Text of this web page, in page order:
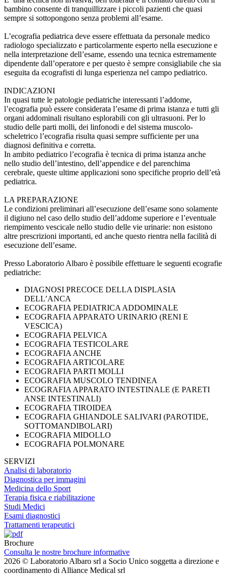
bambino consente di tranquillizzare i piccoli pazienti che quasi
sempre si sottopongono senza problemi all’esame.
L’ecografia pediatrica deve essere effettuata da personale medico
radiologo specializzato e particolarmente esperto nella esecuzione e
nella interpretazione dell’esame, essendo una tecnica estremamente
dipendente dall’operatore e per questo è sempre consigliabile che sia
eseguita da ecografisti di lunga esperienza nel campo pediatrico.
INDICAZIONI
In quasi tutte le patologie pediatriche interessanti l’addome,
l’ecografia può essere considerata l’esame di prima istanza e tutti gli
organi addominali risultano esplorabili con gli ultrasuoni. Per lo
studio delle parti molli, dei linfonodi e del sistema muscolo-
scheletrico l’ecografia risulta quasi sempre sufficiente per una
diagnosi definitiva e corretta.
In ambito pediatrico l’ecografia è tecnica di prima istanza anche
nello studio dell’intestino, dell’appendice e del parenchima
cerebrale, queste ultime applicazioni sono specifiche proprio dell’età
pediatrica.
LA PREPARAZIONE
Le condizioni preliminari all’esecuzione dell’esame sono solamente
il digiuno nel caso dello studio dell’addome superiore e l’eventuale
riempimento vescicale nello studio delle vie urinarie: non esistono
altre prescrizioni importanti, ed anche questo rientra nella facilità di
esecuzione dell’esame.
Presso Laboratorio Albaro è possibile effettuare le seguenti ecografie
pediatriche:
DIAGNOSI PRECOCE DELLA DISPLASIA
DELL’ANCA
ECOGRAFIA PEDIATRICA ADDOMINALE
ECOGRAFIA APPARATO URINARIO (RENI E
VESCICA)
ECOGRAFIA PELVICA
ECOGRAFIA TESTICOLARE
ECOGRAFIA ANCHE
ECOGRAFIA ARTICOLARE
ECOGRAFIA PARTI MOLLI
ECOGRAFIA MUSCOLO TENDINEA
ECOGRAFIA APPARATO INTESTINALE (E PARETI
ANSE INTESTINALI)
ECOGRAFIA TIROIDEA
ECOGRAFIA GHIANDOLE SALIVARI (PAROTIDE,
SOTTOMANDIBOLARI)
ECOGRAFIA MIDOLLO
ECOGRAFIA POLMONARE
SERVIZI
Analisi di laboratorio
Diagnostica per immagini
Medicina dello Sport
Terapia fisica e riabilitazione
Studi Medici
Esami diagnostici
Trattamenti terapeutici
Brochure
Consulta le nostre brochure informative
2026 © Laboratorio Albaro srl a Socio Unico soggetta a direzione e
coordinamento di Alliance Medical srl